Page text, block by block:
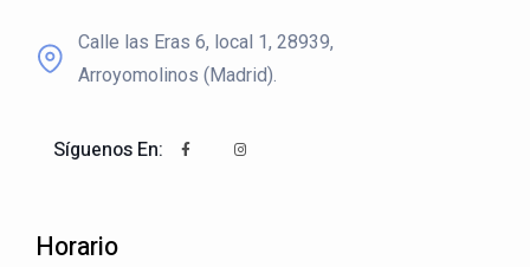
Calle las Eras 6, local 1, 28939,
Arroyomolinos (Madrid).
Síguenos En:
Horario